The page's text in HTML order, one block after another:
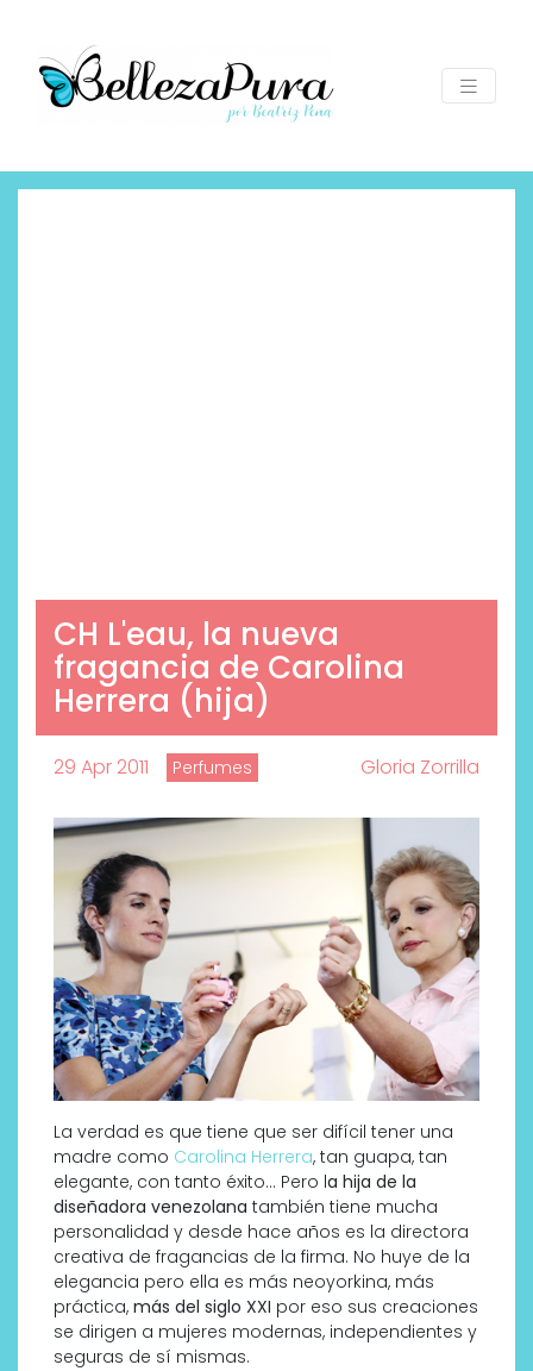
CH L'eau, la nueva
fragancia de Carolina
Herrera (hija)
29 Apr 2011 Perfumes Gloria Zorrilla
La verdad es que tiene que ser difícil tener una
madre como Carolina Herrera, tan guapa, tan
elegante, con tanto éxito… Pero la hija de la
diseñadora venezolana también tiene mucha
personalidad y desde hace años es la directora
creativa de fragancias de la firma. No huye de la
elegancia pero ella es más neoyorkina, más
práctica, más del siglo XXI por eso sus creaciones
se dirigen a mujeres modernas, independientes y
seguras de sí mismas.